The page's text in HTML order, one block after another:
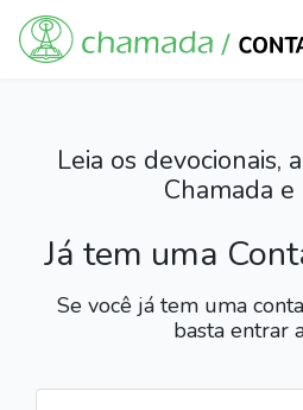
Leia os devocionais,
Chamada e
Já tem uma
Se você já tem uma
basta entrar